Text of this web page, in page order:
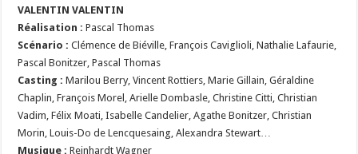
VALENTIN VALENTIN
Réalisation :Pascal Thomas
Scénario : Clémence de Biéville, François Caviglioli, Nathalie Lafaurie,
Pascal Bonitzer, Pascal Thomas
Casting : Marilou Berry, Vincent Rottiers, Marie Gillain, Géraldine
Chaplin, François Morel, Arielle Dombasle, Christine Citti, Christian
Vadim, Félix Moati, Isabelle Candelier, Agathe Bonitzer, Christian
Morin, Louis-Do de Lencquesaing, Alexandra Stewart…
Musique :Reinhardt Wagner